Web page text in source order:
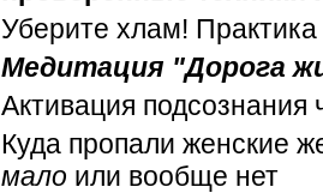
Уберите хлам!
Медитация "Дорога
Активация подсознания
Куда пропали женские
мало или вообще нет